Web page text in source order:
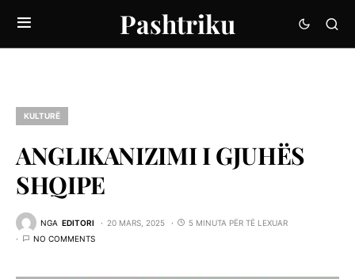
Pashtriku
KULTURË
ANGLIKANIZIMI I GJUHËS
SHQIPE
NGA EDITORI 20 MARS, 2025
5 MINUTA PËR TË LEXUAR
NO COMMENTS